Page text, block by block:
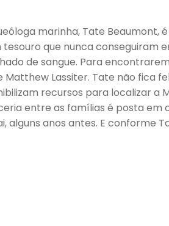
marinha, Tate Beaumont,
tesouro que nunca conseguiram
de sangue. Para
Matthew Lassiter. Tate não fica
recursos para localizar a
entre as famílias é posta em
alguns anos antes. E conforme